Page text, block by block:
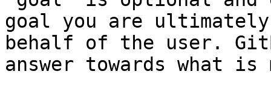
goal you are
behalf of the user.
answer towards what